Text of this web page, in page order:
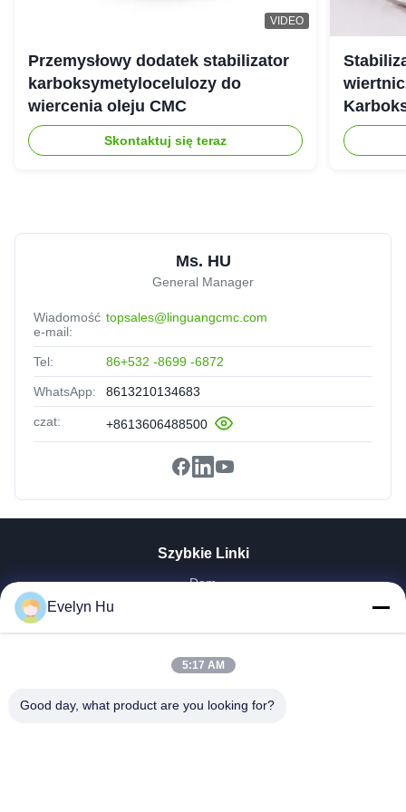
Indonesia Oct 23.2025
★★★★★
★★★★★
We are satisfied with the qulaity and stability of your
products. They work perfectly in our production
VIDEO
Przemysłowy dodatek stabilizator
karboksymetylocelulozy do
wiercenia oleju CMC
Skontaktuj się teraz
Ms. HU
General Manager
Wiadomość
e-mail:
topsales@linguangcmc.com
Tel: 86+532 -8699 -6872
WhatsApp: 8613210134683
czat: +8613606488500
Szybkie Linki
Dom
Pokaz VR
Wycieczka Po Fabryce
Kontrola Jakości
Evelyn Hu
5:17 AM
Good day, what product are you looking for?